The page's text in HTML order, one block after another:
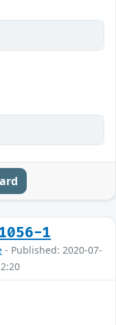
1
- Published: 2020-07-